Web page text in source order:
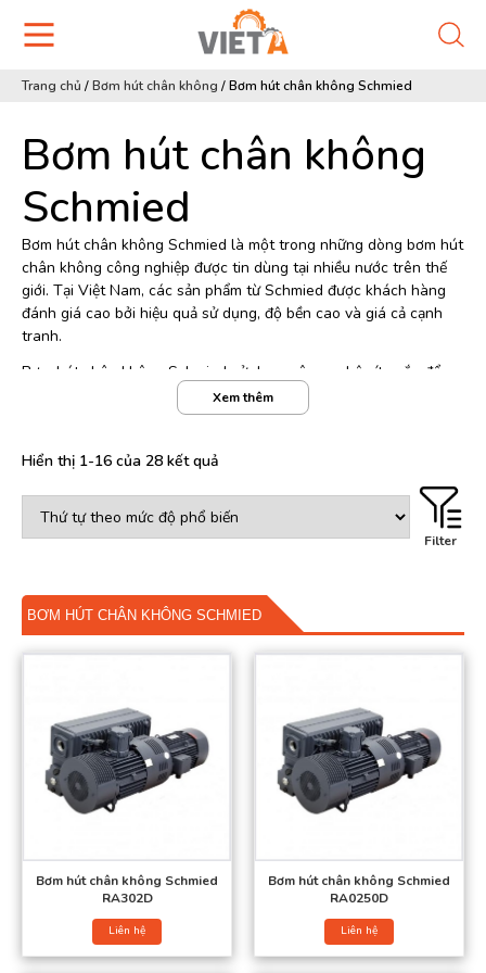
Trang chủ /Bơm hút chân không /Bơm hút chân không Schmied
Bơm hút chân không
Schmied
Bơm hút chân không Schmied là một trong những dòng bơm hút
chân không công nghiệp được tin dùng tại nhiều nước trên thế
giới. Tại Việt Nam, các sản phẩm từ Schmied được khách hàng
đánh giá cao bởi hiệu quả sử dụng, độ bền cao và giá cả cạnh
tranh.
Bơm hút chân không Schmied sử dụng công nghệ vít xoắn để
tạo ra áp suất chân không và di chuyển chất lỏng hoặc không
khí trong quá trình hoạt động. Thiết kế đặc biệt của bơm này
Một trong những điểm mạnh của bơm hút chân không Schmied
là khả năng kiểm soát nhiệt độ chính xác. Với hệ thống làm mát
hiệu quả và cảm biến nhiệt độ thông minh, bơm Schmied giữ cho
nhiệt độ hoạt động ổn định và ngăn ngừa quá nhiệt. Điều này rất
trong công nghiệp điện tử, y học và chế tạo chính xác.
Bơm hút chân không Schmied cũng được thiết kế với Motor bít
kín, đảm bảo an toàn cao trong quá trình hoạt động. Thiết kế
ngoài và ngăn chặn rò rỉ chất lỏng hoặc khí.
Xem thêm
Hiển thị 1-16 của 28 kết quả
Filter
BƠM HÚT CHÂN KHÔNG SCHMIED
Bơm hút chân không Schmied
RA302D
Liên hệ
Bơm hút chân không Schmied
RA0250D
Liên hệ